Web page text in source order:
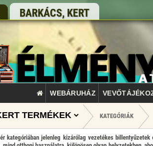
BARKÁCS, KERT
WEBÁRUHÁZ
KATEGÓRIÁK
kategóriában jelenleg kizárólag vezetékes